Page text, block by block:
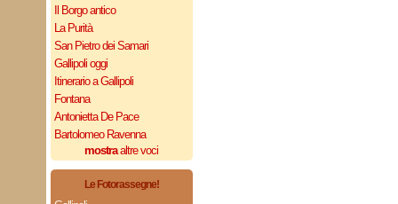
Il Borgo antico
La Purità
San Pietro dei Samari
Gallipoli oggi
Itinerario a Gallipoli
Fontana
Antonietta De Pace
Bartolomeo Ravenna
mostraaltre voci
Le Fotorassegne!